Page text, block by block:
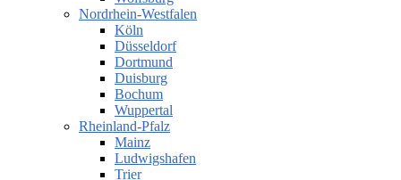
Nordrhein-Westfalen
Köln
Düsseldorf
Dortmund
Duisburg
Bochum
Wuppertal
Rheinland-Pfalz
Mainz
Ludwigshafen
Trier